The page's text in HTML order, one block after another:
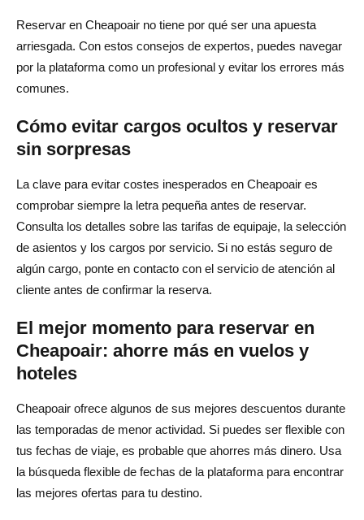
Reservar en Cheapoair no tiene por qué ser una apuesta
arriesgada. Con estos consejos de expertos, puedes navegar
por la plataforma como un profesional y evitar los errores más
comunes.
Cómo evitar cargos ocultos y reservar
sin sorpresas
La clave para evitar costes inesperados en Cheapoair es
comprobar siempre la letra pequeña antes de reservar.
Consulta los detalles sobre las tarifas de equipaje, la selección
de asientos y los cargos por servicio. Si no estás seguro de
algún cargo, ponte en contacto con el servicio de atención al
cliente antes de confirmar la reserva.
El mejor momento para reservar en
Cheapoair: ahorre más en vuelos y
hoteles
Cheapoair ofrece algunos de sus mejores descuentos durante
las temporadas de menor actividad. Si puedes ser flexible con
tus fechas de viaje, es probable que ahorres más dinero. Usa
la búsqueda flexible de fechas de la plataforma para encontrar
las mejores ofertas para tu destino.